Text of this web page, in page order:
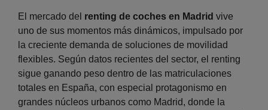
El mercado del renting de coches en Madrid vive
uno de sus momentos más dinámicos, impulsado por
la creciente demanda de soluciones de movilidad
flexibles. Según datos recientes del sector, el renting
sigue ganando peso dentro de las matriculaciones
totales en España, con especial protagonismo en
grandes núcleos urbanos como Madrid, donde la